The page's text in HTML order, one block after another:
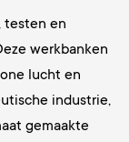
testen en
werkbanken
lucht en
industrie,
gemaakte